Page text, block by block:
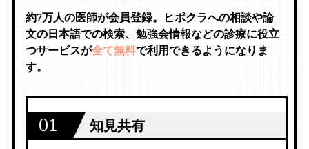
約7万人の医師が会員登録。ヒポクラへの相談や論
文の日本語での検索、勉強会情報などの診療に役立
つサービスが全て無料で利用できるようになりま
す。
01 知見共有